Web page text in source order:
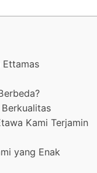
Ettamas
Kami Terjamin
yang Enak